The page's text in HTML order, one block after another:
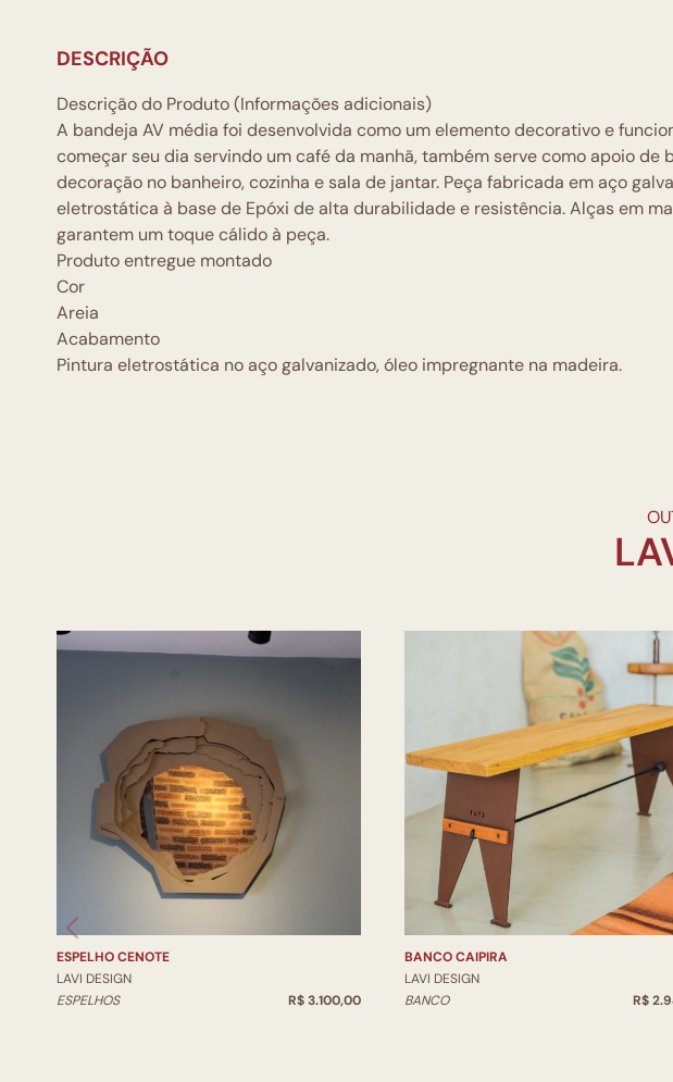
DESCRIÇÃO
Descrição do Produto (Informações adicionais)
A bandeja AV média foi desenvolvida como um elemento decorativo e
começar seu dia servindo um café da manhã, também serve como apoio de
decoração no banheiro, cozinha e sala de jantar. Peça fabricada em aço
eletrostática à base de Epóxi de alta durabilidade e resistência. Alças em
garantem um toque cálido à peça.
Produto entregue montado
Cor
Areia
Acabamento
Pintura eletrostática no aço galvanizado, óleo impregnante na madeira.
ESPELHO CENOTE
LAVI DESIGN
ESPELHOS
R$ 3.100,00
BANCO CAIPIRA
LAVI DESIGN
BANCO
R$